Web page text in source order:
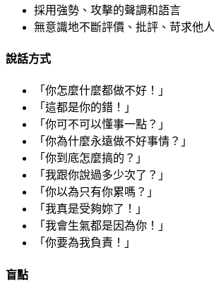
採用強勢、攻擊的聲調和語言
無意識地不斷評價、批評、苛求他人
說話方式
「你怎麼什麼都做不好！」
「這都是你的錯！」
「你可不可以懂事一點？」
「你為什麼永遠做不好事情？」
「你到底怎麼搞的？」
「我跟你說過多少次了？」
「你以為只有你累嗎？」
「我真是受夠妳了！」
「我會生氣都是因為你！」
「你要為我負責！」
盲點